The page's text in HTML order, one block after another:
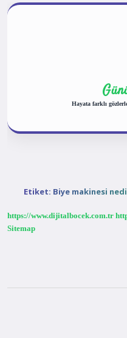
Hayata farklı
Etiket: Biye makinesi
https://www.dijitalbocek.com.tr
Sitemap